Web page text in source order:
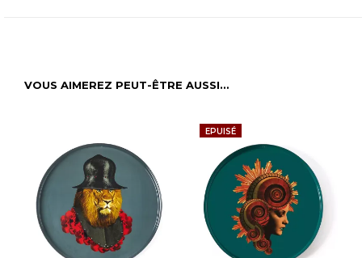
VOUS AIMEREZ PEUT-ÊTRE AUSSI…
EPUISÉ